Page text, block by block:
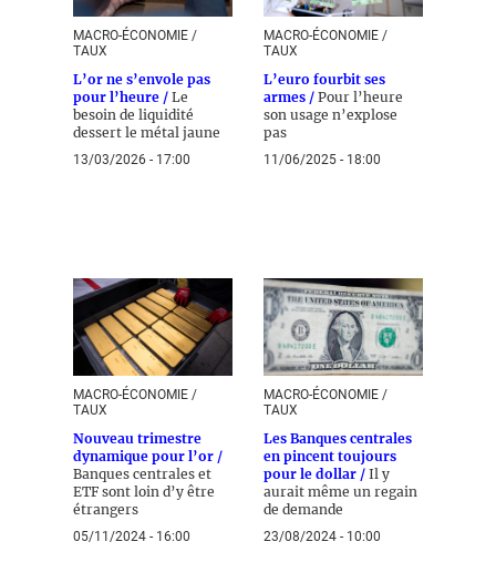
MACRO-ÉCONOMIE /
TAUX
L’or ne s’envole pas
pour l’heure / Le
besoin de liquidité
dessert le métal jaune
13/03/2026 - 17:00
MACRO-ÉCONOMIE /
TAUX
L’euro fourbit ses
armes / Pour l’heure
son usage n’explose
pas
11/06/2025 - 18:00
MACRO-ÉCONOMIE /
TAUX
Nouveau trimestre
dynamique pour l’or /
Banques centrales et
ETF sont loin d’y être
étrangers
05/11/2024 - 16:00
MACRO-ÉCONOMIE /
TAUX
Les Banques centrales
en pincent toujours
pour le dollar / Il y
aurait même un regain
de demande
23/08/2024 - 10:00